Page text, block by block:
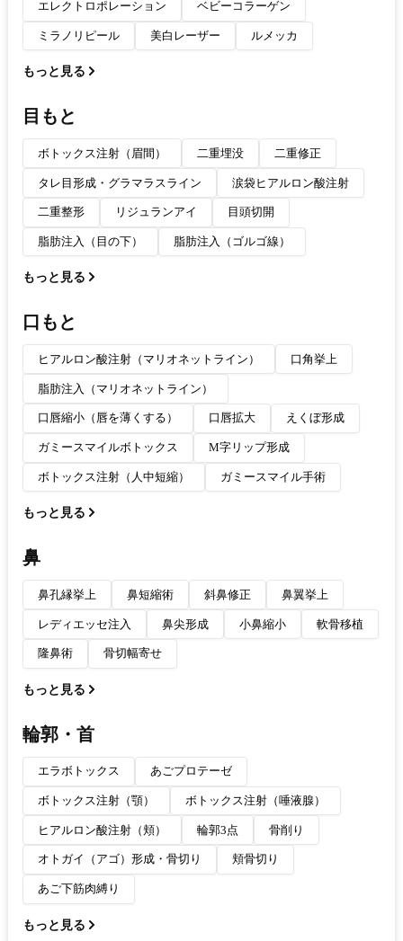
エレクトロポレーション ベビーコラーゲン
ミラノリピール 美白レーザー ルメッカ
もっと見る
目もと
ボトックス注射（眉間） 二重埋没 二重修正
タレ目形成・グラマラスライン 涙袋ヒアルロン酸注射
二重整形 リジュランアイ 目頭切開
脂肪注入（目の下） 脂肪注入（ゴルゴ線）
もっと見る
口もと
ヒアルロン酸注射（マリオネットライン） 口角挙上
脂肪注入（マリオネットライン）
口唇縮小（唇を薄くする） 口唇拡大 えくぼ形成
ガミースマイルボトックス M字リップ形成
ボトックス注射（人中短縮） ガミースマイル手術
もっと見る
鼻
鼻孔縁挙上 鼻短縮術 斜鼻修正 鼻翼挙上
レディエッセ注入 鼻尖形成 小鼻縮小 軟骨移植
隆鼻術 骨切幅寄せ
もっと見る
輪郭・首
エラボトックス あごプロテーゼ
ボトックス注射（顎） ボトックス注射（唾液腺）
ヒアルロン酸注射（頬） 輪郭3点 骨削り
オトガイ（アゴ）形成・骨切り 頬骨切り
あご下筋肉縛り
もっと見る